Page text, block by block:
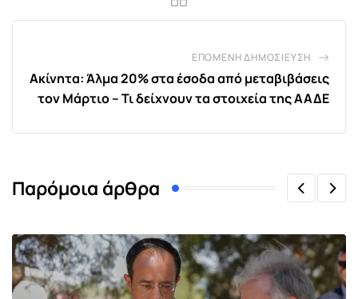
ΕΠΌΜΕΝΗ ΔΗΜΟΣΊΕΥΣΗ
Ακίνητα: Άλμα 20% στα έσοδα από μεταβιβάσεις
τον Μάρτιο – Τι δείχνουν τα στοιχεία της ΑΑΔΕ
Παρόμοια άρθρα